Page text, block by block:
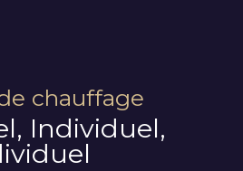
chauffage
Individuel,